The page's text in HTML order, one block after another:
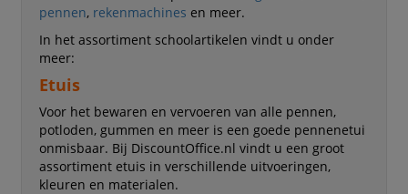
pennen, rekenmachines en meer.
In het assortiment schoolartikelen vindt u onder
meer:
Etuis
Voor het bewaren en vervoeren van alle pennen,
potloden, gummen en meer is een goede pennenetui
onmisbaar. Bij DiscountOffice.nl vindt u een groot
assortiment etuis in verschillende uitvoeringen,
kleuren en materialen.